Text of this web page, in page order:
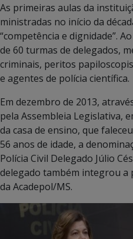
As primeiras aulas da
ministradas no início da
“competência e dignidade”.
de 60 turmas de delegados,
criminais, peritos
e agentes de polícia científica.
Em dezembro de 2013,
pela Assembleia Legislativa,
da casa de ensino, que
56 anos de idade, a
Polícia Civil Delegado Júlio
delegado também integrou a
da Acadepol/MS.